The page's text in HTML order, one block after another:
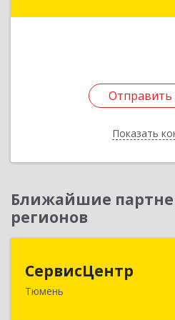
Отправить
Показать
Отправить
Назад
Ближайшие
регионов
СервисЦентр
Тюмень